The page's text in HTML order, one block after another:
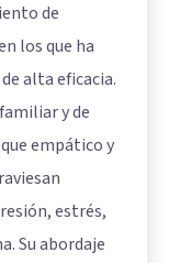
de
los que ha
alta eficacia.
y de
empático y
estrés,
Su abordaje